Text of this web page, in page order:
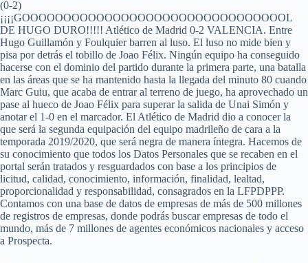
(0-2)
¡¡¡¡GOOOOOOOOOOOOOOOOOOOOOOOOOOOOOOOOL
DE HUGO DURO!!!!! Atlético de Madrid 0-2 VALENCIA. Entre
Hugo Guillamón y Foulquier barren al luso. El luso no mide bien y
pisa por detrás el tobillo de Joao Félix. Ningún equipo ha conseguido
hacerse con el dominio del partido durante la primera parte, una batalla
en las áreas que se ha mantenido hasta la llegada del minuto 80 cuando
Marc Guiu, que acaba de entrar al terreno de juego, ha aprovechado un
pase al hueco de Joao Félix para superar la salida de Unai Simón y
anotar el 1-0 en el marcador. El Atlético de Madrid dio a conocer la
que será la segunda equipación del equipo madrileño de cara a la
temporada 2019/2020, que será negra de manera íntegra. Hacemos de
su conocimiento que todos los Datos Personales que se recaben en el
portal serán tratados y resguardados con base a los principios de
licitud, calidad, conocimiento, información, finalidad, lealtad,
proporcionalidad y responsabilidad, consagrados en la LFPDPPP.
Contamos con una base de datos de empresas de más de 500 millones
de registros de empresas, donde podrás buscar empresas de todo el
mundo, más de 7 millones de agentes económicos nacionales y acceso
a Prospecta.